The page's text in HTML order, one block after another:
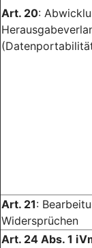
Art. 20:
Art. 21:
Widersprüchen
Art. 24 Abs. 1